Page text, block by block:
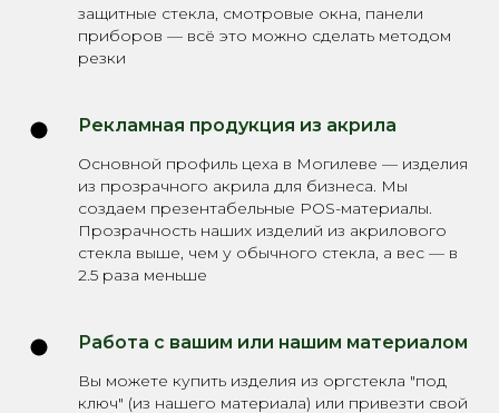
защитные стекла, смотровые окна, панели
приборов — всё это можно сделать методом
резки
Рекламная продукция из акрила
Основной профиль цеха в Могилеве — изделия
из прозрачного акрила для бизнеса. Мы
создаем презентабельные POS-материалы.
Прозрачность наших изделий из акрилового
стекла выше, чем у обычного стекла, а вес — в
2.5 раза меньше
Работа с вашим или нашим материалом
Вы можете купить изделия из оргстекла "под
ключ" (из нашего материала) или привезти свой